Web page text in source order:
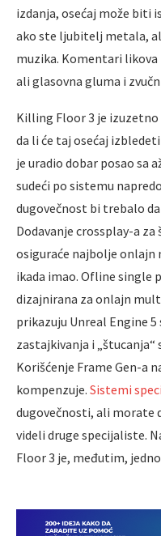
izdanja, osećaj može biti
ako ste ljubitelj metala,
muzika. Komentari
ali glasovna gluma i
Killing Floor 3 je
da li će taj osećaj
je uradio dobar posao sa
sudeći po sistemu
dugovečnost bi trebalo
Dodavanje crossplay-a
osiguraće najbolje
ikada imao. Ofline single
dizajnirana za onlajn
prikazuju Unreal Engine
zastajkivanja i „štucanja“
Korišćenje Frame Gen-a
kompenzuje. Sistemi
dugovečnosti, ali morate
videli druge specijaliste.
Floor 3 je, međutim,